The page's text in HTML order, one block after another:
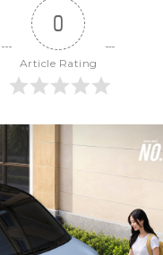
0
Article Rating